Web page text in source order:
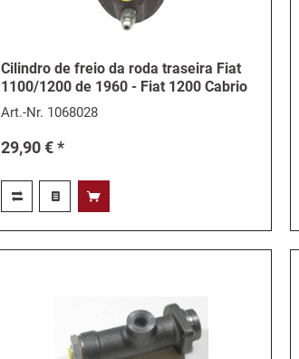
Cilindro de freio da roda traseira Fiat
1100/1200 de 1960 - Fiat 1200 Cabrio
Art.-Nr. 1068028
29,90 € *